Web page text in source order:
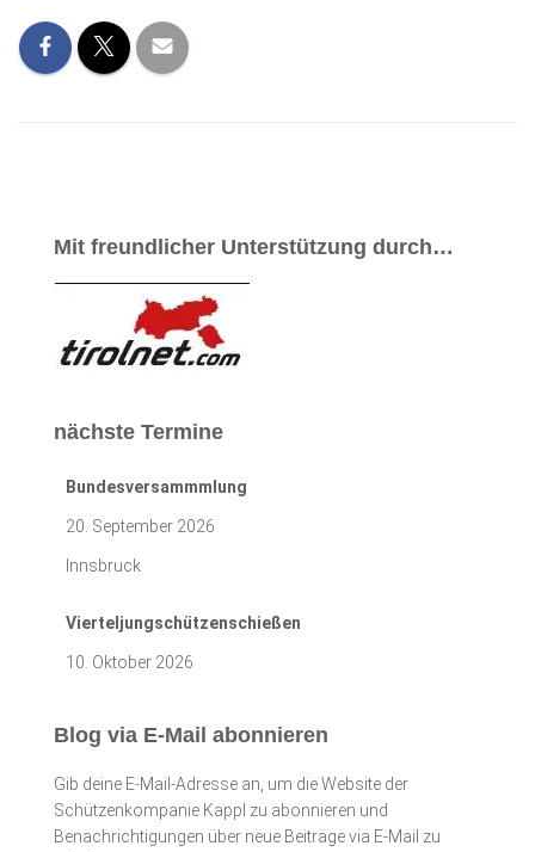
Mit freundlicher Unterstützung durch…
nächste Termine
Bundesversammmlung
20. September 2026
Innsbruck
Vierteljungschützenschießen
10. Oktober 2026
Blog via E-Mail abonnieren
Gib deine E-Mail-Adresse an, um die Website der
Schützenkompanie Kappl zu abonnieren und
Benachrichtigungen über neue Beiträge via E-Mail zu